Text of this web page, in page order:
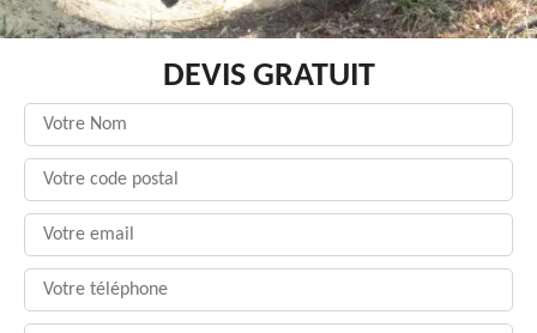
DEVIS GRATUIT